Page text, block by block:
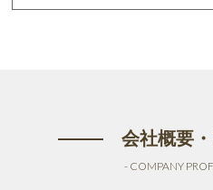
会社概要
- COMPANY